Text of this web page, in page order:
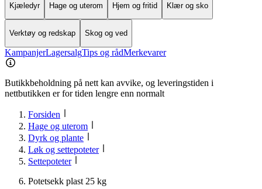
Kjæledyr Hage og uterom Hjem og fritid Klær og sko
Verktøy og redskap Skog og ved
KampanjerLagersalgTips og rådMerkevarer
Butikkbeholdning på nett kan avvike, og leveringstiden i
nettbutikken er for tiden lengre enn normalt
Forsiden
Hage og uterom
Dyrk og plante
Løk og settepoteter
Settepoteter
Potetsekk plast 25 kg